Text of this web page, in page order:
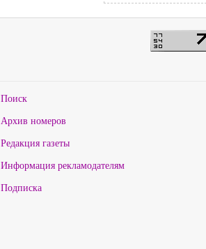
Поиск
Архив номеров
Редакция газеты
Информация рекламодателям
Подписка